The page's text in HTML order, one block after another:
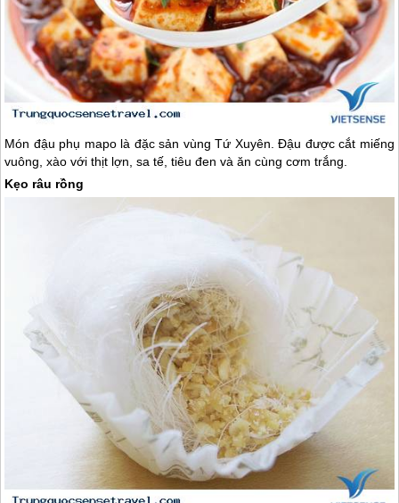
Món đậu phụ mapo là đặc sản vùng Tứ Xuyên. Đậu được cắt miếng
vuông, xào với thịt lợn, sa tế, tiêu đen và ăn cùng cơm trắng.
Kẹo râu rồng